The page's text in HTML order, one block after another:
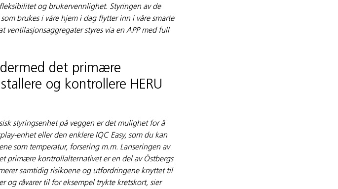
og brukervennlighet. Styringen av de
brukes i våre hjem i dag flytter inn i våre smarte
ventilasjonsaggregater styres via en APP med full
dermed det primære
og kontrollere HERU
styringsenhet på veggen er det mulighet for å
enhet eller den enklere IQC Easy, som du kan
som temperatur, forsering m.m. Lanseringen av
primære kontrollalternativet er en del av Östbergs
samtidig risikoene og utfordringene knyttet til
og råvarer til for eksempel trykte kretskort, sier